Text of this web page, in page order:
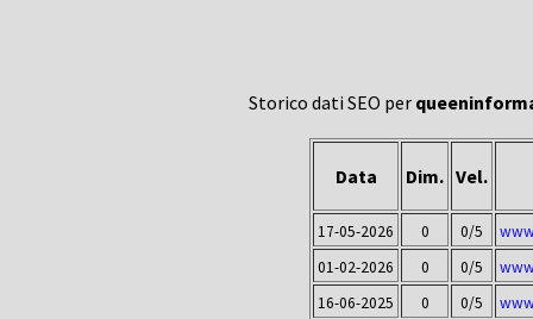
Storico dati SEO per
Data Dim. Vel.
17-05-2026 0 0/5
01-02-2026
0 0/5
16-06-2025
0 0/5